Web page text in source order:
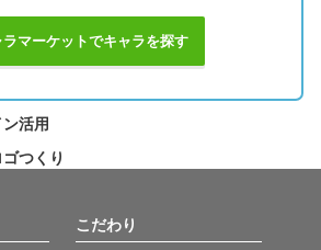
ラマーケットでキャラを探す
こだわり